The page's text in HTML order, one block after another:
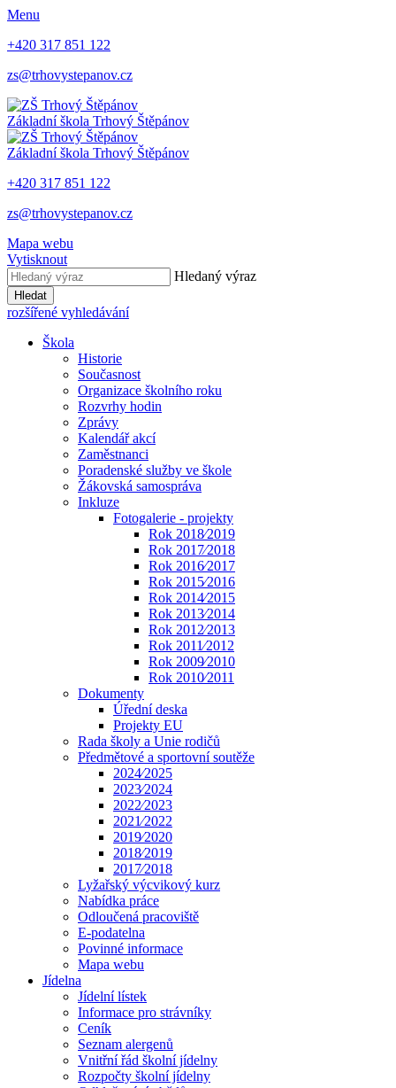
Menu
+420 317 851 122
zs@trhovystepanov.cz
Základní škola Trhový Štěpánov
Základní škola Trhový Štěpánov
+420 317 851 122
zs@trhovystepanov.cz
Mapa webu
Vytisknout
Hledaný výraz
Hledat
rozšířené vyhledávání
Škola
Historie
Současnost
Organizace školního roku
Rozvrhy hodin
Zprávy
Kalendář akcí
Zaměstnanci
Poradenské služby ve škole
Žákovská samospráva
Inkluze
Fotogalerie - projekty
Rok 2018⁄2019
Rok 2017⁄2018
Rok 2016⁄2017
Rok 2015⁄2016
Rok 2014⁄2015
Rok 2013⁄2014
Rok 2012⁄2013
Rok 2011⁄2012
Rok 2009⁄2010
Rok 2010⁄2011
Dokumenty
Úřední deska
Projekty EU
Rada školy a Unie rodičů
Předmětové a sportovní soutěže
2024⁄2025
2023⁄2024
2022⁄2023
2021⁄2022
2019⁄2020
2018⁄2019
2017⁄2018
Lyžařský výcvikový kurz
Nabídka práce
Odloučená pracoviště
E-podatelna
Povinné informace
Mapa webu
Jídelna
Jídelní lístek
Informace pro strávníky
Ceník
Seznam alergenů
Vnitřní řád školní jídelny
Rozpočty školní jídelny